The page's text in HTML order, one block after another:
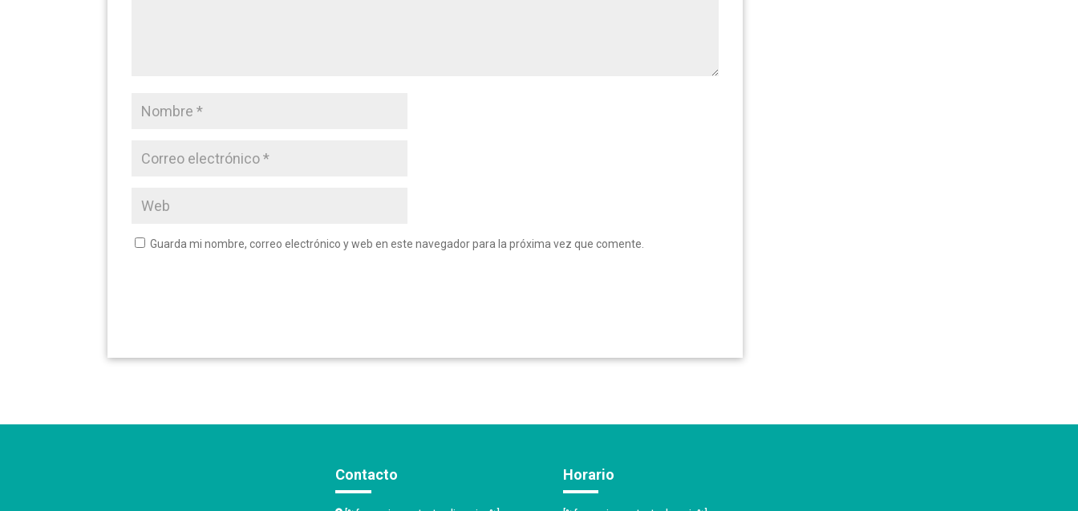
Guarda mi nombre, correo electrónico y web en este navegador para la próxima vez que comente.
Contacto Horario